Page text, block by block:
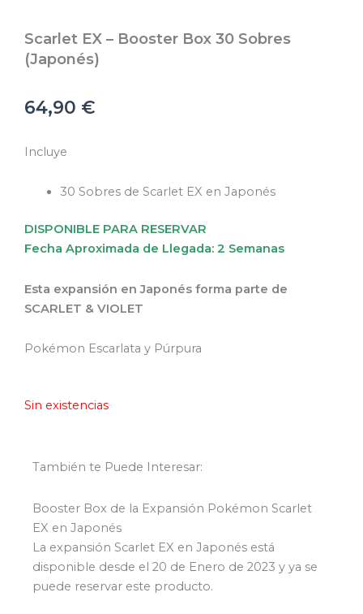
Scarlet EX – Booster Box 30 Sobres
(Japonés)
64,90 €
Incluye
30 Sobres de Scarlet EX en Japonés
DISPONIBLE PARA RESERVAR
Fecha Aproximada de Llegada: 2 Semanas
Esta expansión en Japonés forma parte de
SCARLET & VIOLET
Pokémon Escarlata y Púrpura
Sin existencias
También te Puede Interesar:
Booster Box de la Expansión Pokémon Scarlet
EX en Japonés
La expansión Scarlet EX en Japonés está
disponible desde el 20 de Enero de 2023 y ya se
puede reservar este producto.